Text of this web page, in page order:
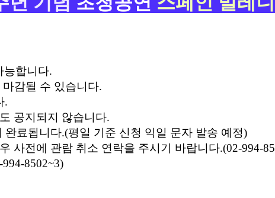
능합니다.
감될 수 있습니다.
.
공지되지 않습니다.
료됩니다.(평일 기준 신청 익일 문자 발송 예정)
사전에 관람 취소 연락을 주시기 바랍니다.(02-994-
8502~3)